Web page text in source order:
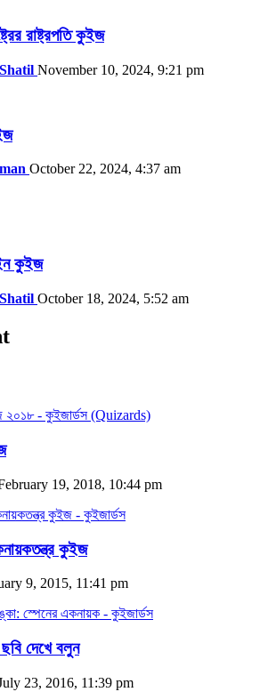
রাষ্ট্রপতি কুইজ
November 10, 2024, 9:21 pm
October 22, 2024, 4:37 am
কুইজ
October 18, 2024, 5:52 am
19, 2018, 10:44 pm
কুইজ
9, 2015, 11:41 pm
দেখে বলুন
23, 2016, 11:39 pm